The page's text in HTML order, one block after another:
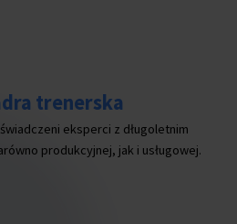
trenerska
eksperci z długoletnim
produkcyjnej, jak i usługowej.